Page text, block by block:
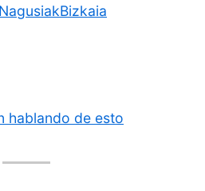
NagusiakBizkaia
hablando de esto